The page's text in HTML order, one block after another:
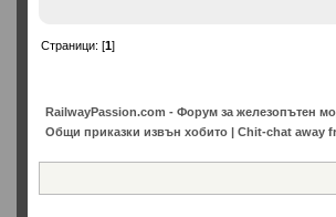
Страници: [1]
RailwayPassion.com - Форум за железопътен
Общи приказки извън хобито | Chit-chat away